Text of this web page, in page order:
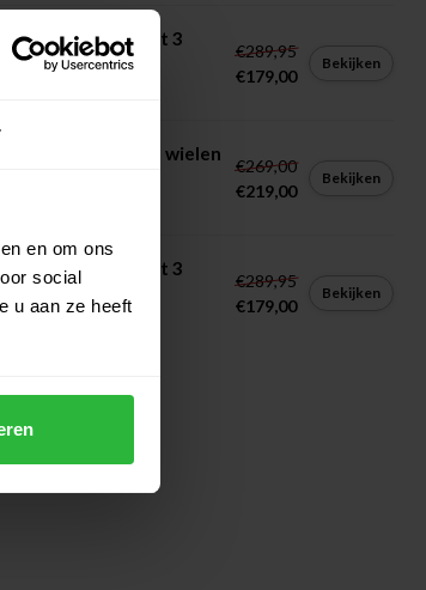
en om ons
social
u aan ze heeft
5.0 Golftrolley met 3
€289,95
€179,00
Bekijken
Golftrolley met 3 wielen
€269,00
€219,00
Bekijken
5.0 Golftrolley met 3
€289,95
€179,00
Bekijken